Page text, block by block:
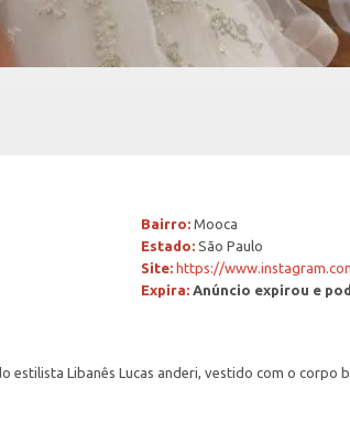
Bairro: Mooca
Estado: São Paulo
Site: https://
Expira: Anúncio expirou e
Libanês Lucas anderi, vestido com o corpo